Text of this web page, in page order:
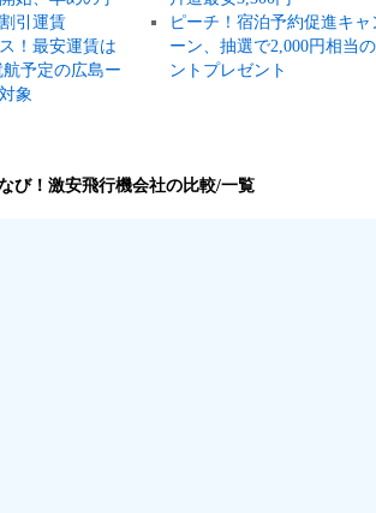
引運賃
！最安運賃は
航予定の広島ー
象
ピーチ！宿泊予約促進キャ
ーン、抽選で2,000円相当
ントプレゼント
び！激安飛行機会社の比較/一覧